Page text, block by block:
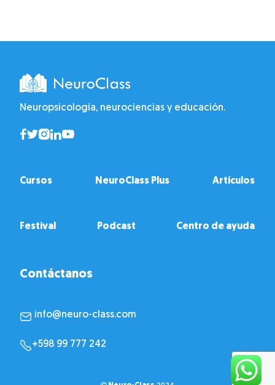
Neuropsicología, neurociencias y educación.
Cursos NeuroClass Plus Artículos
Festival Podcast Centro de ayuda
Contáctanos
info@neuro-class.com
+598 99 777 242